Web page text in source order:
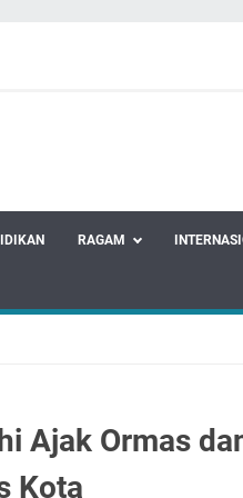
RAGAM
Ajak Ormas
Kota